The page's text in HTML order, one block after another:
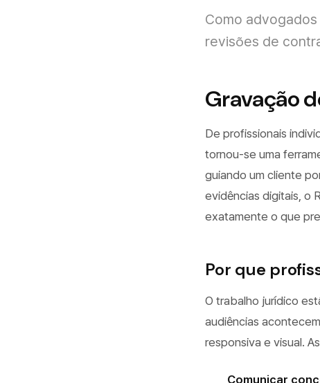
Como
revisões de
Gravação
De profissionais
tornou-se uma
guiando um cliente
evidências digitais, o
exatamente o que
Por que
O trabalho jurídico
audiências
responsiva e visual.
Comunicar